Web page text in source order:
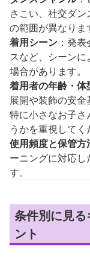
さこい、社交ダ
の範囲が異なりま
着用シーン ：発
スなど、シーン
場合があります。
着用者の年齢・体
展開や装飾の安全
特に小さなお子
うかを重視してく
使用頻度と保管方
ーニングに対応
す。
条件別に見
ント